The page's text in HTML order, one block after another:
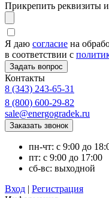
Прикрепить реквизиты
Я даю согласие на
в соответствии с
Контакты
8 (343) 243-65-31
8 (800) 600-29-82
sale@energogradek.ru
пн-чт: с 9:00 до
пт: с 9:00 до 17:00
сб-вс: выходной
Вход | Регистрация